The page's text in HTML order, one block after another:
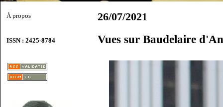
À propos
ISSN : 2425-8784
26/07/2021
Vues sur Baudelaire